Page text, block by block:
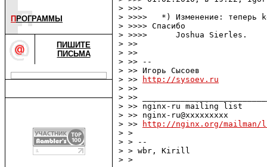
П РОГРАММЫ
ПИШИТЕ
ПИСЬМА
> >>>
> >>>>   *) Изменение: теперь
> >>>> Спасибо
> >>>>      Joshua Sierles.
> >>
> >>
> >> --
> >> Игорь Сысоев
> >>
http://sysoev.ru
> >>
> >>
> >> nginx-ru mailing list
> >> nginx-ru@xxxxxxxxx
> >>
http://nginx.org/
> >
> > --
> > wbr, Kirill
> >